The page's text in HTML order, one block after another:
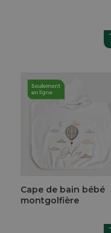
Cape de bain bébé
montgolfière